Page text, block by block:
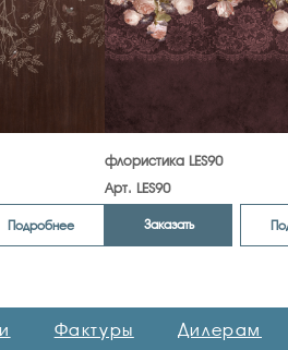
Подробнее
флористика LES90
Арт. LES90
Заказать
Фактуры Дилерам